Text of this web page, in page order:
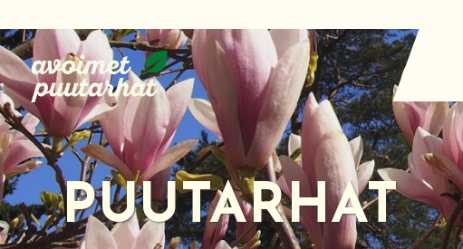
Siirry
suoraan
sisältöön
PUUTARHAT